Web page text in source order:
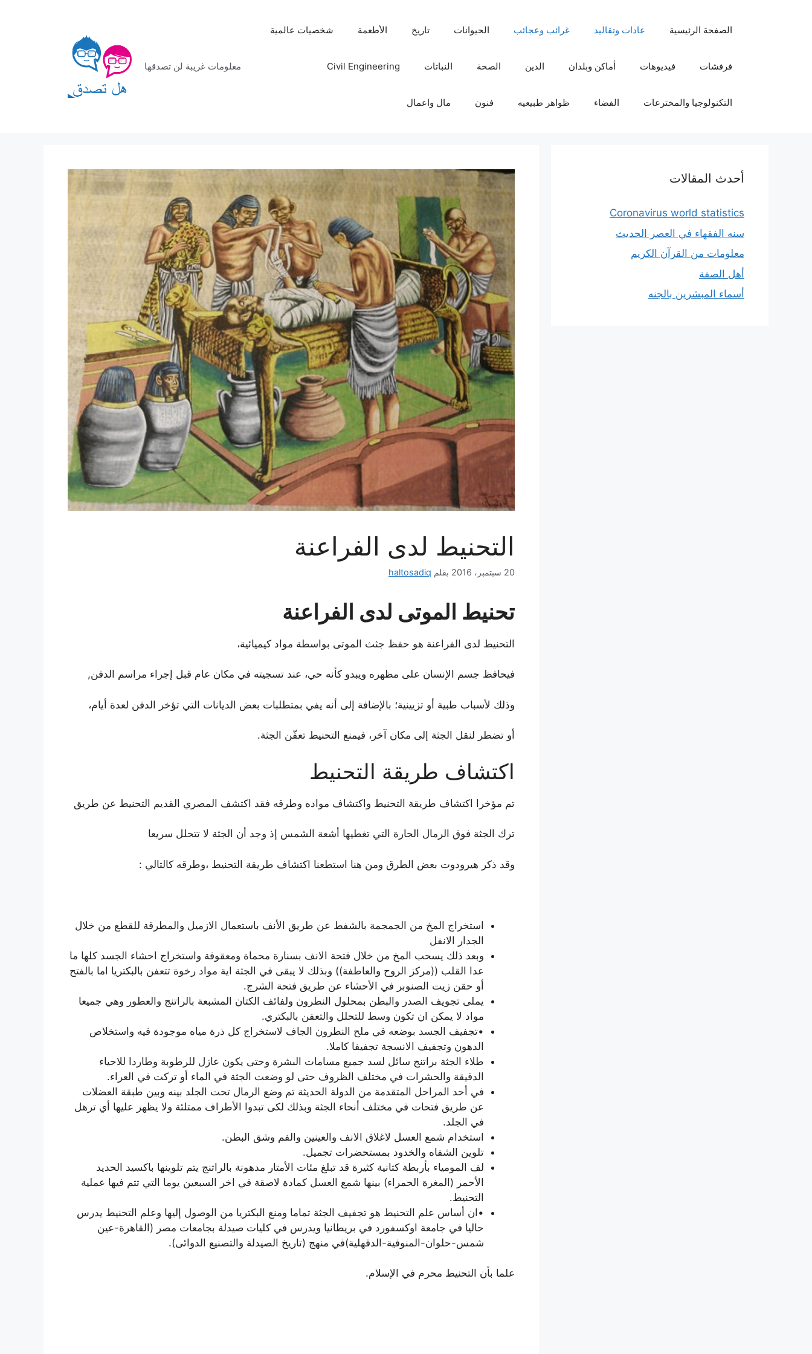
معلومات غريبة لن تصدقها
الصفحة الرئيسية عادات وتقاليد غرائب وعجائب الحيوانات تاريخ الأطعمة شخصيات عالمية
فرفشات فيديوهات أماكن وبلدان الدين الصحة النباتات Civil Engineering
التكنولوجيا والمخترعات الفضاء ظواهر طبيعيه فنون مال واعمال
التحنيط لدى الفراعنة
20 سبتمبر، 2016 بقلم haltosadiq
تحنيط الموتى لدى الفراعنة
التحنيط لدى الفراعنة هو حفظ جثث الموتى بواسطة مواد كيميائية،
فيحافظ جسم الإنسان على مظهره ويبدو كأنه حي، عند تسجيته في مكان عام قبل إجراء مراسم الدفن,
وذلك لأسباب طبية أو تزيينية؛ بالإضافة إلى أنه يفي بمتطلبات بعض الديانات التي تؤخر الدفن لعدة أيام،
أو تضطر لنقل الجثة إلى مكان آخر، فيمنع التحنيط تعفّن الجثة.
اكتشاف طريقة التحنيط
تم مؤخرا اكتشاف طريقة التحنيط واكتشاف مواده وطرقه فقد اكتشف المصري القديم التحنيط عن طريق
ترك الجثة فوق الرمال الحارة التي تغطيها أشعة الشمس إذ وجد أن الجثة لا تتحلل سريعا
وقد ذكر هيرودوت بعض الطرق ومن هنا استطعنا اكتشاف طريقة التحنيط ،وطرقه كالتالي :
استخراج المخ من الجمجمة بالشفط عن طريق الأنف باستعمال الازميل والمطرقة للقطع من خلال
الجدار الانفل
وبعد ذلك يسحب المخ من خلال فتحة الانف بسنارة محماة ومعقوفة واستخراج احشاء الجسد كلها ما
عدا القلب ((مركز الروح والعاطفة)) وبذلك لا يبقى في الجثة اية مواد رخوة تتعفن بالبكتريا اما بالفتح
أو حقن زيت الصنوبر في الأحشاء عن طريق فتحة الشرج.
يملى تجويف الصدر والبطن بمحلول النطرون ولفائف الكتان المشبعة بالراتنج والعطور وهي جميعا
مواد لا يمكن ان تكون وسط للتحلل والتعفن بالبكتري.
•تجفيف الجسد بوضعه في ملح النطرون الجاف لاستخراج كل ذرة مياه موجودة فيه واستخلاص
الدهون وتجفيف الانسجة تجفيفا كاملا.
طلاء الجثة براتنج سائل لسد جميع مسامات البشرة وحتى يكون عازل للرطوبة وطاردا للاحياء
الدقيقة والحشرات في مختلف الظروف حتى لو وضعت الجثة في الماء أو تركت في العراء.
في أحد المراحل المتقدمة من الدولة الحديثة تم وضع الرمال تحت الجلد بينه وبين طبقة العضلات
عن طريق فتحات في مختلف أنحاء الجثة وبذلك لكى تبدوا الأطراف ممتلئة ولا يظهر عليها أي ترهل
في الجلد.
استخدام شمع العسل لاغلاق الانف والعينين والفم وشق البطن.
تلوين الشفاه والخدود بمستحضرات تجميل.
لف المومياء بأربطة كتانية كثيرة قد تبلغ مئات الأمتار مدهونة بالراتنج يتم تلوينها باكسيد الحديد
الأحمر (المغرة الحمراء) بينها شمع العسل كمادة لاصقة في اخر السبعين يوما التي تتم فيها عملية
التحنيط.
•ان أساس علم التحنيط هو تجفيف الجثة تماما ومنع البكتريا من الوصول إليها وعلم التحنيط يدرس
حاليا في جامعة اوكسفورد في بريطانيا ويدرس في كليات صيدلة بجامعات مصر (القاهرة-عين
شمس-حلوان-المنوفية-الدقهلية)في منهج (تاريخ الصيدلة والتصنيع الدوائى).
علما بأن التحنيط محرم في الإسلام.
أحدث المقالات
Coronavirus world statistics
سنه الفقهاء في العصر الحديث
معلومات من القرآن الكريم
أهل الصفة
أسماء المبشرين بالجنه